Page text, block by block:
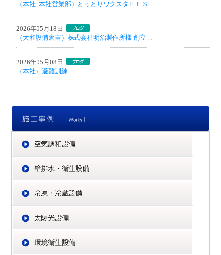
（本社･本社営業部）とっとりワクスタＦＥＳ…
2026年05月18日
（大和設備倉吉）株式会社明治製作所様 創立…
2026年05月08日
（本社）避難訓練